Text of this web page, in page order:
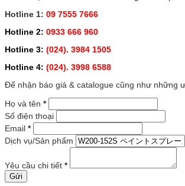
Hotline 1: 09 7555 7666
Hotline 2: 0933 666 960
Hotline 3: (024). 3984 1505
Hotline 4: (024). 3998 6588
Để nhận báo giá & catalogue cũng như những
Họ và tên *
Số điện thoại
Email *
Dịch vụ/Sản phẩm
Yêu cầu chi tiết *